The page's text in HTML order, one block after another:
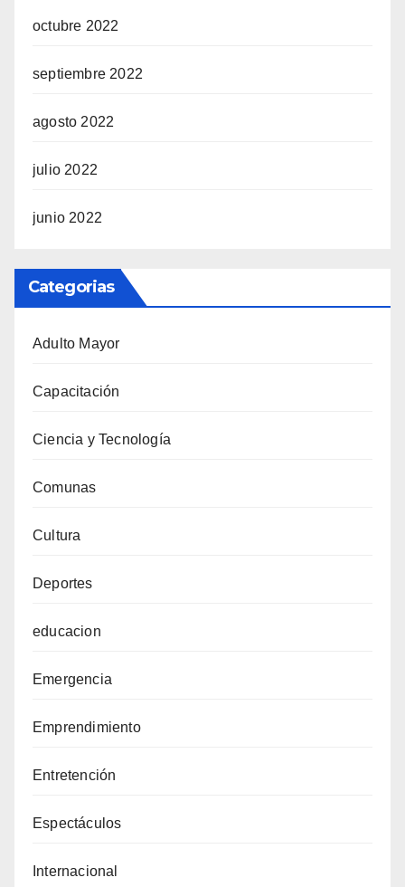
octubre 2022
septiembre 2022
agosto 2022
julio 2022
junio 2022
Categorias
Adulto Mayor
Capacitación
Ciencia y Tecnología
Comunas
Cultura
Deportes
educacion
Emergencia
Emprendimiento
Entretención
Espectáculos
Internacional